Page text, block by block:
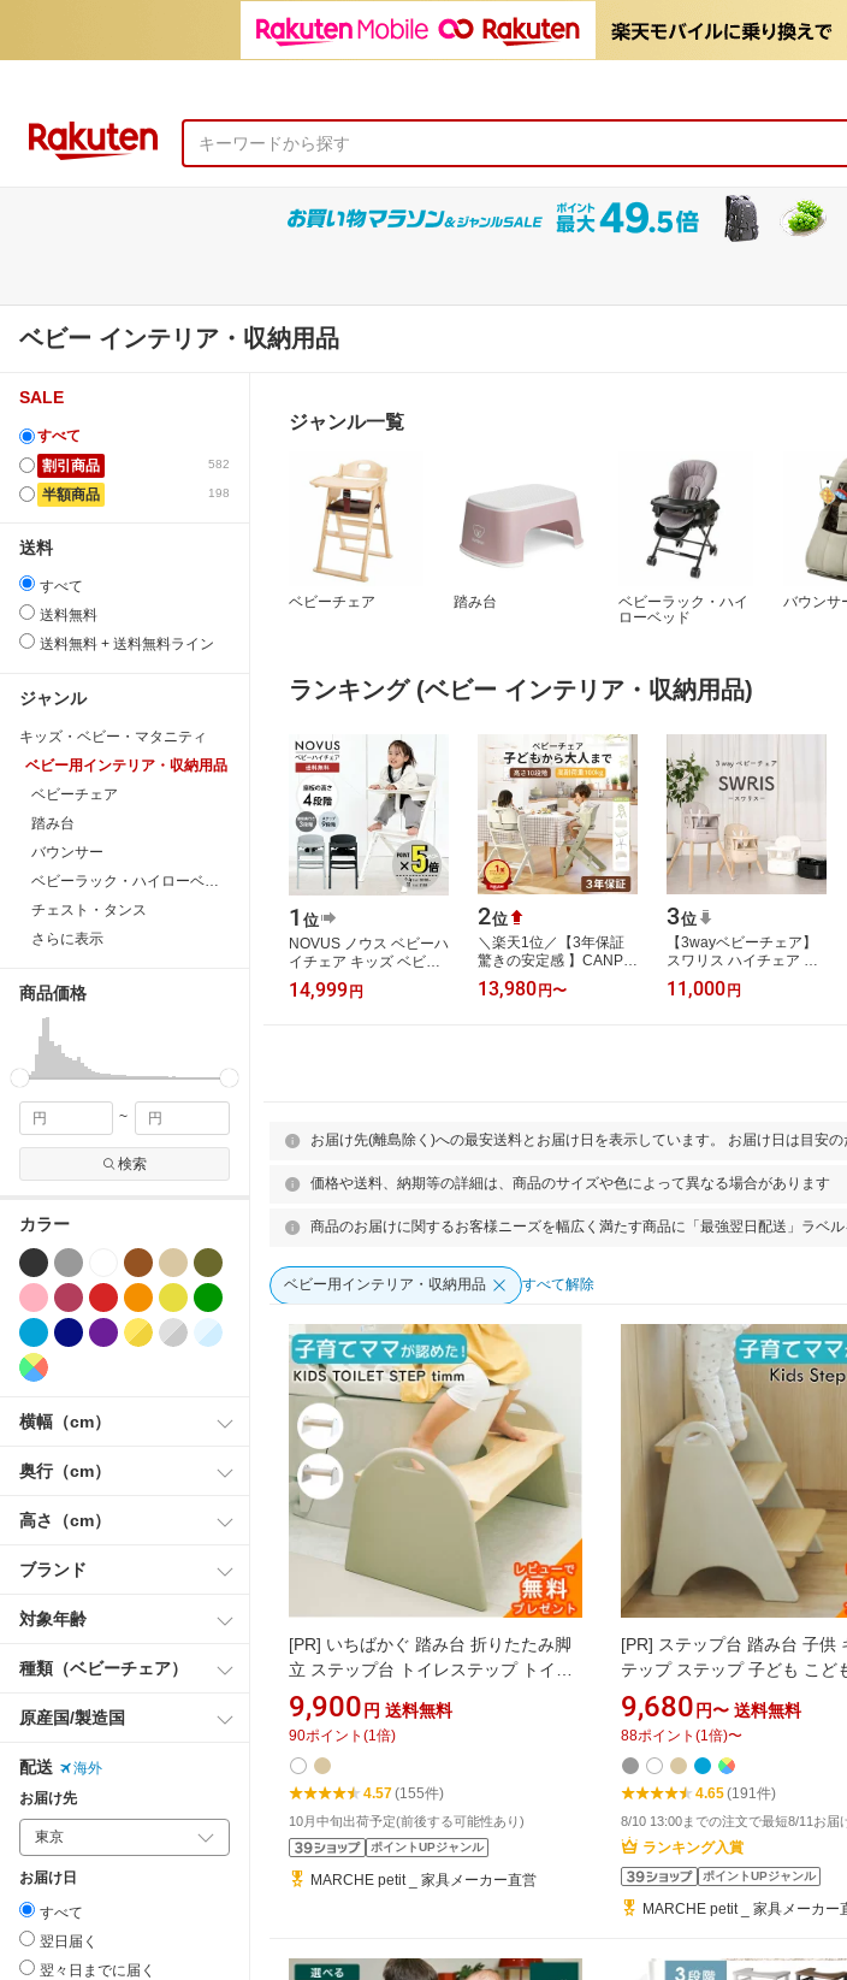
ベビー インテリア・収納用品
SALE
すべて
582
割引商品
198
半額商品
送料
すべて
送料無料
送料無料 + 送料無料ライン
ジャンル
キッズ・ベビー・マタニティ
ベビー用インテリア・収納用品
ベビーチェア
踏み台
バウンサー
ベビーラック・ハイローベッド
チェスト・タンス
さらに表示
商品価格
~
検索
カラー
横幅（cm）
奥行（cm）
高さ（cm）
ブランド
対象年齢
種類（ベビーチェア）
原産国/製造国
配送
海外
お届け先
お届け日
すべて
翌日届く
翌々日までに届く
ジャンル一覧
ベビーチェア 踏み台
ベビーラック・ハイ
ローベッド
バウンサ
ランキング (ベビー インテリア・収納用品)
1 位
NOVUS ノウス ベビーハ
イチェア キッズ ベビー
赤ちゃん 子供 キッズチ
ェア テーブル付 食事用
14,999円
2位
＼楽天1位／【3年保証
驚きの安定感 】CANPA
ベビーハイチェア 長く
使える ベビーチェア ハ
13,980 円〜
3位
【3wayベビーチェア】
スワリス ハイチェア ベ
ビーチェア クッション
ローチェア 3way 折りた
11,000 円
お届け先(離島除く)への最安送料とお届け日を表示しています。 お届け日は目安
価格や送料、納期等の詳細は、商品のサイズや色によって異なる場合があります
商品のお届けに関するお客様ニーズを幅広く満たす商品に「最強翌日配送」ラベル
ベビー用インテリア・収納用品 すべて解除
[PR] いちばかぐ 踏み台 折りたたみ脚
立 ステップ台 トイレステップ トイレ
ステップ トイトレ トイレトレーニン
グ 幅63cm 滑り止め付き 木製 天然木
踏ん張り台 足置き ふみ台 キッチン 洗
面所 玄関 高所作業 コンパクト収納 自
立 持ち運び 木のぬくもり [ILS-3678]
9,900 円 送料無料
90ポイント (1 倍)
4.57(155件)
10月中旬出荷予定(前後する可能性あり)
ポイントUPジャンル
MARCHE petit _ 家具メーカー直営
[PR] ステップ台 踏み台 子供
テップ ステップ 子ども こど
幼児 ふみ台 手洗い 3段 木製
欧 足置き台 洗面所 台所 お手
いちばかぐ (ils-3818)
9,680 円〜 送料無料
88ポイント (1 倍)〜
4.65(191件)
8/10 13:00までの注文で最短8/11お届
ランキング入賞
ポイントUPジャンル
MARCHE petit _ 家具メーカー